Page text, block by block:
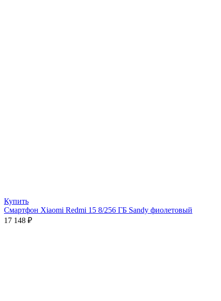
Купить
Смартфон Xiaomi Redmi 15 8/256 ГБ Sandy фиолетовый
17 148 ₽